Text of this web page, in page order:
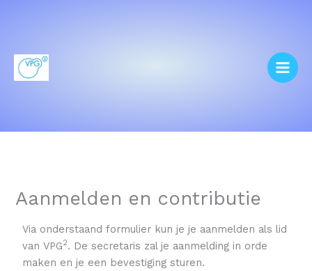
inhoud
Aanmelden en contributie
Via onderstaand formulier kun je je aanmelden als lid
van VPG2. De secretaris zal je aanmelding in orde
maken en je een bevestiging sturen.